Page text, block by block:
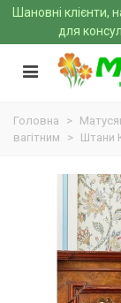
Шановні клієнти,
для
Головна >
вагітним
> Штани